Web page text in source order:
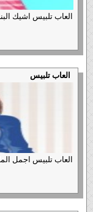
العاب تلبيس اشيك
العاب تلبيس
العاب تلبيس اجمل